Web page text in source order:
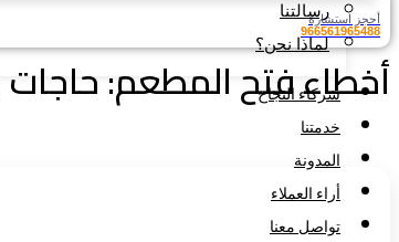
رسالتنا
لماذا نحن؟
شركاء النجاح
خدمتنا
المدونة
أراء العملاء
تواصل معنا
أحجز استشارة
966561965488
أخطاء فتح المطعم: